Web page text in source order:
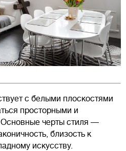
с белыми плоскостями
просторными и
черты стиля —
близость к
искусству.